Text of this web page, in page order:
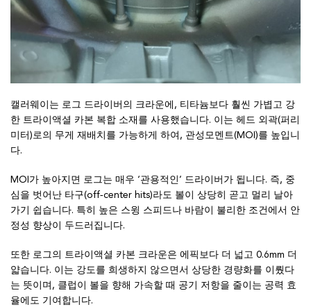
캘러웨이는 로그 드라이버의 크라운에, 티타늄보다 훨씬 가볍고 강
한 트라이액셜 카본 복합 소재를 사용했습니다. 이는 헤드 외곽(퍼리
미터)로의 무게 재배치를 가능하게 하여, 관성모멘트(MOI)를 높입니
다.
MOI가 높아지면 로그는 매우 ‘관용적인’ 드라이버가 됩니다. 즉, 중
심을 벗어난 타구(off‑center hits)라도 볼이 상당히 곧고 멀리 날아
가기 쉽습니다. 특히 높은 스윙 스피드나 바람이 불리한 조건에서 안
정성 향상이 두드러집니다.
또한 로그의 트라이액셜 카본 크라운은 에픽보다 더 넓고 0.6mm 더
얇습니다. 이는 강도를 희생하지 않으면서 상당한 경량화를 이뤘다
는 뜻이며, 클럽이 볼을 향해 가속할 때 공기 저항을 줄이는 공력 효
율에도 기여합니다.